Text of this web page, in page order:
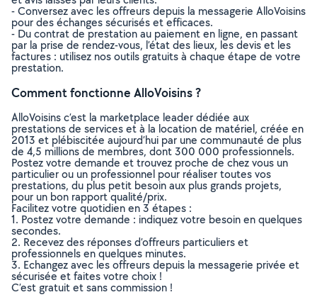
- Conversez avec les offreurs depuis la messagerie AlloVoisins
pour des échanges sécurisés et efficaces.
- Du contrat de prestation au paiement en ligne, en passant
par la prise de rendez-vous, l’état des lieux, les devis et les
factures : utilisez nos outils gratuits à chaque étape de votre
prestation.
Comment fonctionne AlloVoisins ?
AlloVoisins c’est la marketplace leader dédiée aux
prestations de services et à la location de matériel, créée en
2013 et plébiscitée aujourd’hui par une communauté de plus
de 4,5 millions de membres, dont 300 000 professionnels.
Postez votre demande et trouvez proche de chez vous un
particulier ou un professionnel pour réaliser toutes vos
prestations, du plus petit besoin aux plus grands projets,
pour un bon rapport qualité/prix.
Facilitez votre quotidien en 3 étapes :
1. Postez votre demande : indiquez votre besoin en quelques
secondes.
2. Recevez des réponses d’offreurs particuliers et
professionnels en quelques minutes.
3. Echangez avec les offreurs depuis la messagerie privée et
sécurisée et faites votre choix !
C’est gratuit et sans commission !